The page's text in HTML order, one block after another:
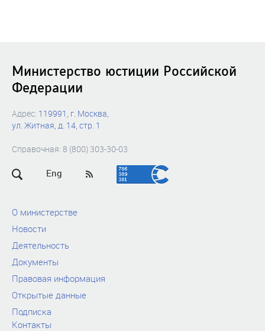
Министерство юстиции Российской
Федерации
Адрес: 119991, г. Москва,
ул. Житная, д. 14, стр. 1
Справочная: 8 (800) 303-30-03
Eng
О министерстве
Новости
Деятельность
Документы
Правовая информация
Открытые данные
Подписка
Контакты